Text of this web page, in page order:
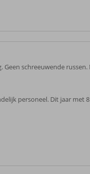
Geen schreeuwende
personeel. Dit jaar met